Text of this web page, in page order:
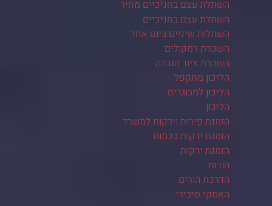
השתלת עצם בחניכיים מחיר
השתלת עצם בחניכיים
השתלות שיניים ביום אחד
השכרת רמקולים
השכרת ציוד הגברה
הליכון מתקפל
הליכון למבוגרים
הליכון
הזמנת פירות וירקות למשרד
הזמנת ירקות בכמות
הזמנת ירקות
הורות
הדרכת הורים
האסקי סיבירי